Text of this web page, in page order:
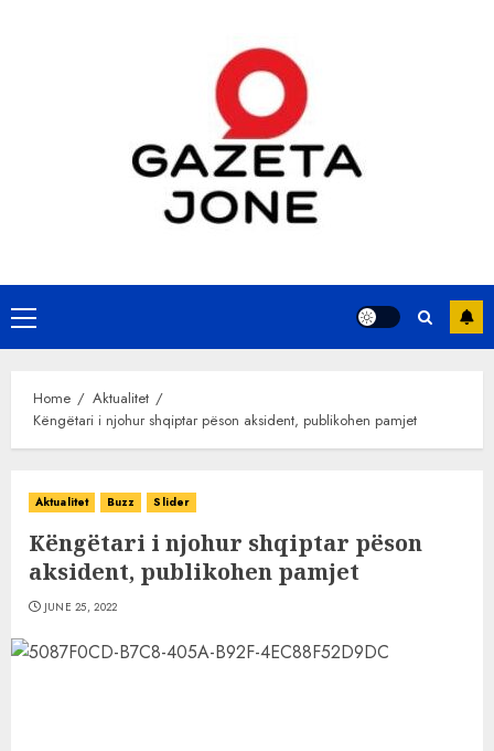
Primary
Menu
Home
Aktualitet
Këngëtari i njohur shqiptar pëson aksident, publikohen pamjet
Aktualitet Buzz Slider
Këngëtari i njohur shqiptar pëson
aksident, publikohen pamjet
JUNE 25, 2022